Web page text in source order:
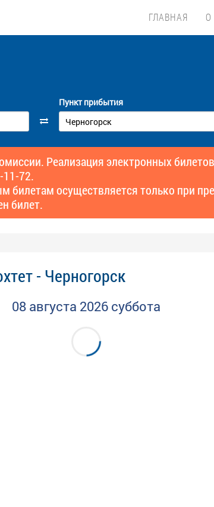
ГЛАВНАЯ О
Пункт прибытия
Реализация электронных
72.
билетам осуществляется только при
билет.
- Черногорск
08 августа 2026 суббота